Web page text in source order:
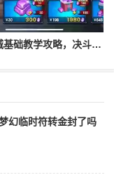
决斗之城基础教学攻略，决斗之城教学攻略2111
幻临时符转金封了吗